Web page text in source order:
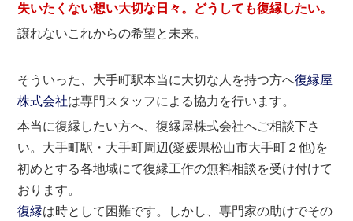
失いたくない想い大切な日々。どうしても復縁したい。
譲れないこれからの希望と未来。
そういった、大手町駅本当に大切な人を持つ方へ復縁屋
株式会社は専門スタッフによる協力を行います。
本当に復縁したい方へ、復縁屋株式会社へご相談下さ
い。大手町駅・大手町周辺(愛媛県松山市大手町２他)を
初めとする各地域にて復縁工作の無料相談を受け付けて
おります。
復縁は時として困難です。しかし、専門家の助けでその